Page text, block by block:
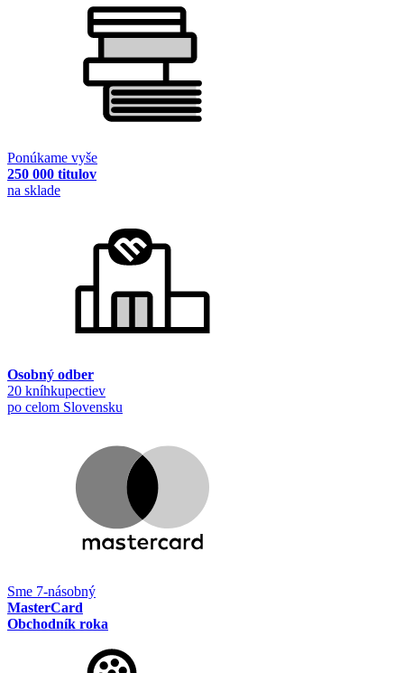
Ponúkame vyše
250 000 titulov
na sklade
Osobný odber
20 kníhkupectiev
po celom Slovensku
Sme 7-násobný
MasterCard
Obchodník roka